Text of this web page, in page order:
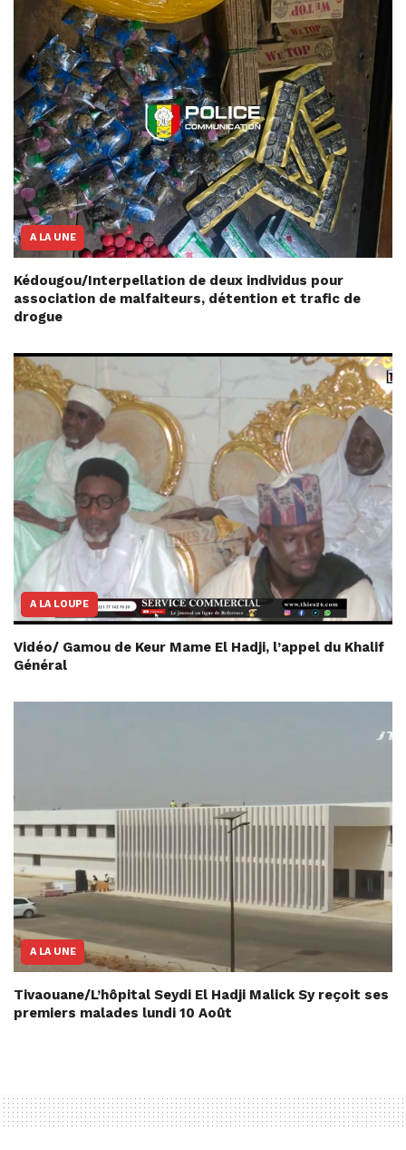
A LA UNE
Kédougou/Interpellation de deux individus pour
association de malfaiteurs, détention et trafic de
drogue
A LA LOUPE
Vidéo/ Gamou de Keur Mame El Hadji, l’appel du Khalif
Général
A LA UNE
Tivaouane/L’hôpital Seydi El Hadji Malick Sy reçoit ses
premiers malades lundi 10 Août